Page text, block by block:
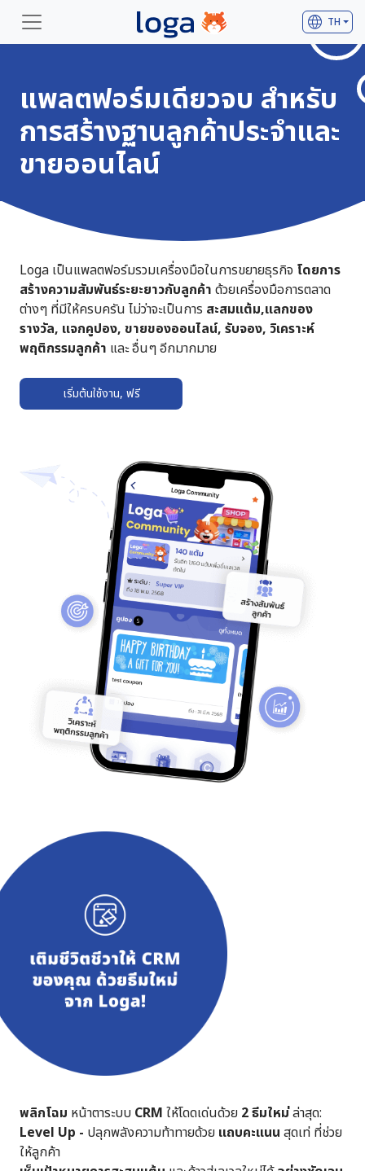
language TH
แพลตฟอร์มเดียวจบ สำหรับ
การสร้างฐานลูกค้าประจำและ
ขายออนไลน์
Loga เป็นแพลตฟอร์มรวมเครื่องมือในการขยายธุรกิจ โดยการ
สร้างความสัมพันธ์ระยะยาวกับลูกค้า ด้วยเครื่องมือการตลาด
ต่างๆ ที่มีให้ครบครัน ไม่ว่าจะเป็นการ สะสมแต้ม,แลกของ
รางวัล, แจกคูปอง, ขายของออนไลน์, รับจอง, วิเคราะห์
พฤติกรรมลูกค้า และ อื่นๆ อีกมากมาย
เริ่มต้นใช้งาน, ฟรี➔
พลิกโฉม หน้าตาระบบ CRM ให้โดดเด่นด้วย 2 ธีมใหม่ล่าสุด:
Level Up - ปลุกพลังความท้าทายด้วย แถบคะแนน สุดเท่ ที่ช่วย
ให้ลูกค้า